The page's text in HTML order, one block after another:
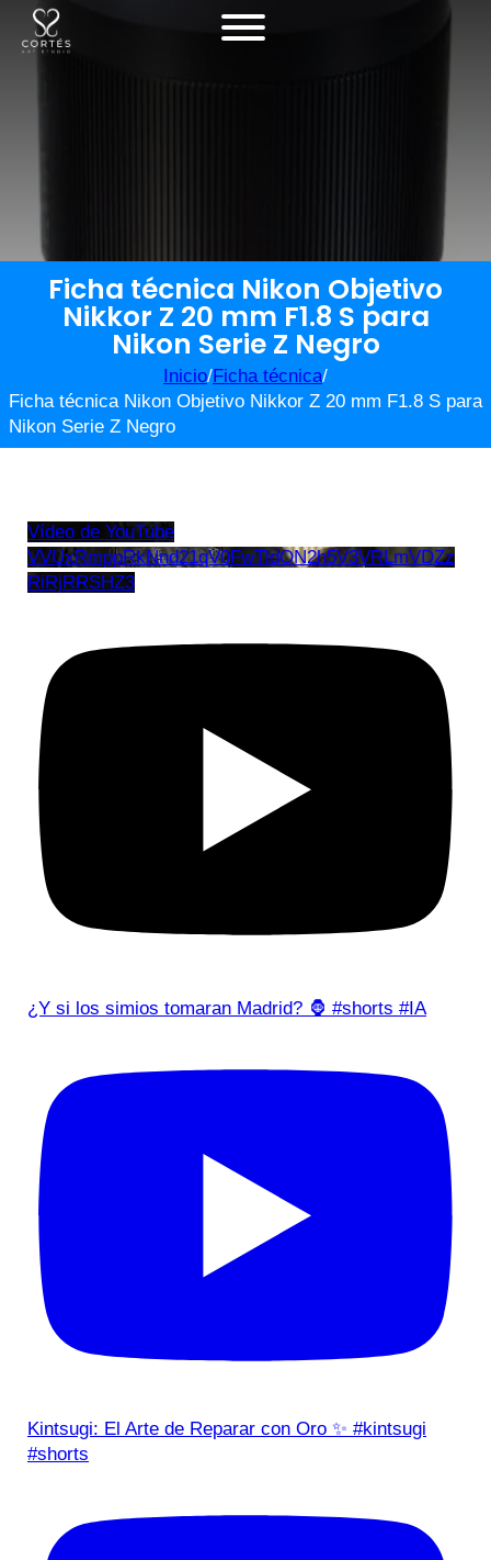
Ficha técnica Nikon Objetivo
Nikkor Z 20 mm F1.8 S para
Nikon Serie Z Negro
Inicio/Ficha técnica/
Ficha técnica Nikon Objetivo Nikkor Z 20 mm F1.8 S para
Nikon Serie Z Negro
Vídeo de YouTube
VVUxRmppRkNnd21qV0FwTldON2h5V3VRLmVDZz
RiRjRRSHZ3
¿Y si los simios tomaran Madrid? 🦍 #shorts #IA
Kintsugi: El Arte de Reparar con Oro ✨ #kintsugi
#shorts